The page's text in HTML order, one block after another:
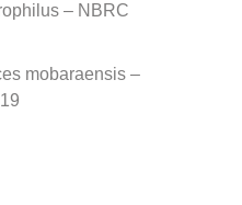
– NBRC
mobaraensis –